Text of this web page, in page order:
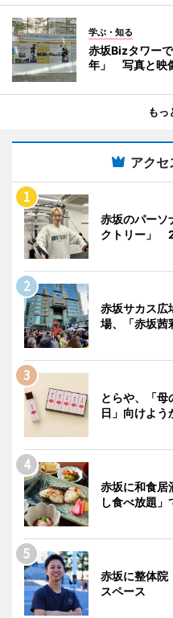
学ぶ・知る
赤坂Bizタワー
年」 写真と映
もっ
アクセ
赤坂のパーソ
クトリー」
赤坂サカス
場、「赤坂茜
とらや、「
日」向けよう
赤坂に和食
し食べ放題」
赤坂に整体
スペース